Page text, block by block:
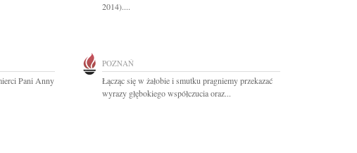
2014)....
Pani Anny
POZNAŃ
Łącząc się w żałobie i smutku pragniemy przekazać
wyrazy głębokiego współczucia oraz...